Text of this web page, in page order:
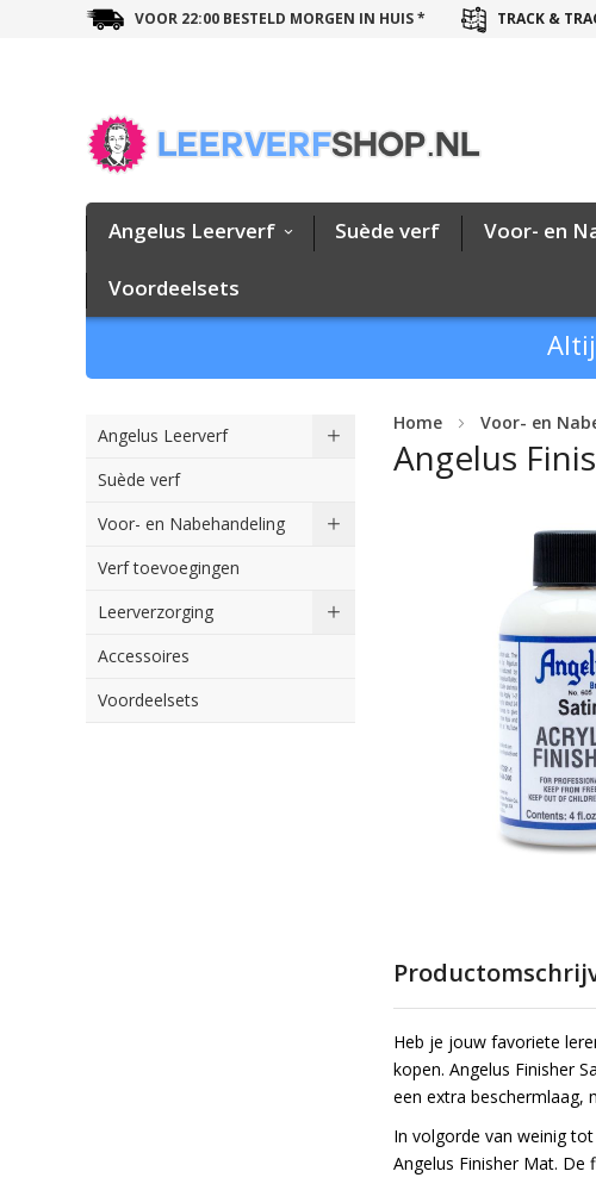
VOOR 22:00 BESTELD MORGEN IN HUIS * TRACK &
Angelus Leerverf Suède verf Voor- en
Voordeelsets
Home Voor- en
Angelus
begin
afbeeldingen-
gallerij
Heb je jouw favoriete
kopen. Angelus Finisher
een extra beschermlaag,
In volgorde van weinig
Angelus Finisher Mat. De
Angelus Leerverf
Suède verf
Voor- en Nabehandeling
Verf toevoegingen
Leerverzorging
Accessoires
Voordeelsets